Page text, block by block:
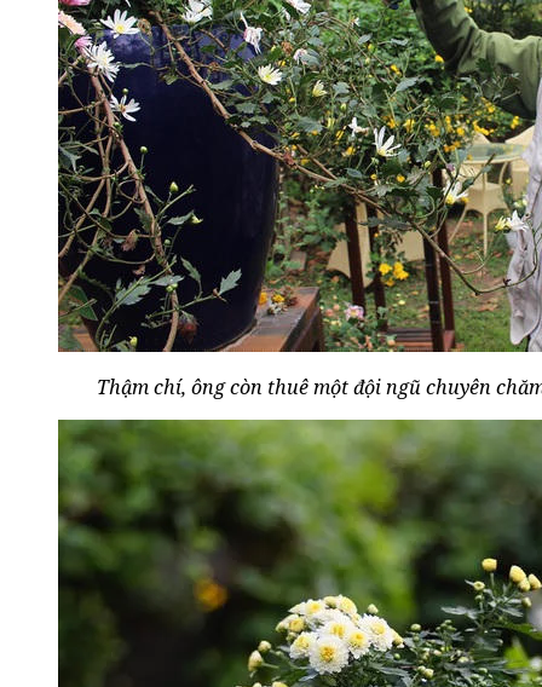
Thậm chí, ông còn thuê một đội ngũ chuyên